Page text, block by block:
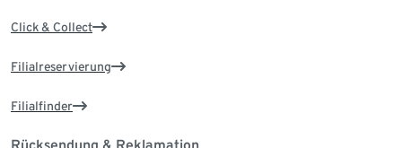
Click & Collect
Filialreservierung
Filialfinder